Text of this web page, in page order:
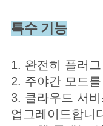
특수 기능
1. 완전히 플러그
2. 주야간 모드
3. 클라우드 서
업그레이드합니